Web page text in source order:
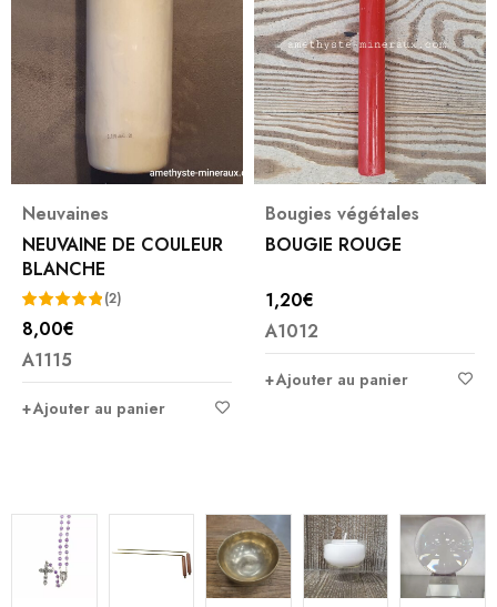
Neuvaines
NEUVAINE DE COULEUR
BLANCHE
Note5.00
sur 5
(2)
8,00€
A1115
Ajouter au panier
Bougies végétales
BOUGIE ROUGE
1,20€
A1012
Ajouter au panier